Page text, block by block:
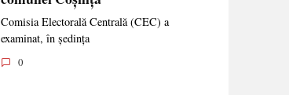
Comisia Electorală Centrală (CEC) a
examinat, în ședința
0